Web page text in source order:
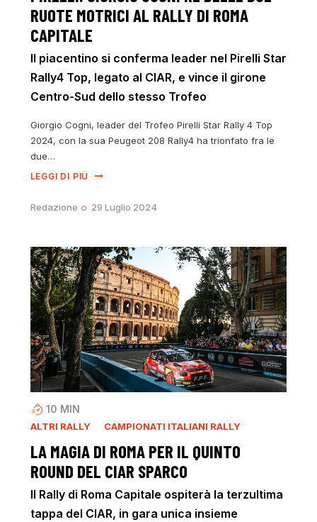
RUOTE MOTRICI AL RALLY DI ROMA
CAPITALE
Il piacentino si conferma leader nel Pirelli Star
Rally4 Top, legato al CIAR, e vince il girone
Centro-Sud dello stesso Trofeo
Giorgio Cogni, leader del Trofeo Pirelli Star Rally 4 Top
2024, con la sua Peugeot 208 Rally4 ha trionfato fra le
due…
LEGGI DI PIÙ
Redazione 29 Luglio 2024
10 MIN
ALTRI RALLY CAMPIONATI ITALIANI RALLY
LA MAGIA DI ROMA PER IL QUINTO
ROUND DEL CIAR SPARCO
Il Rally di Roma Capitale ospiterà la terzultima
tappa del CIAR, in gara unica insieme